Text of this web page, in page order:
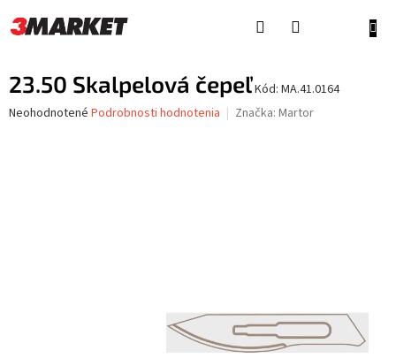
na
obsah
23.50 Skalpelová čepeľKód: MA.41.0164
Priemerné
Neohodnotené Podrobnosti hodnotenia Značka: Martor